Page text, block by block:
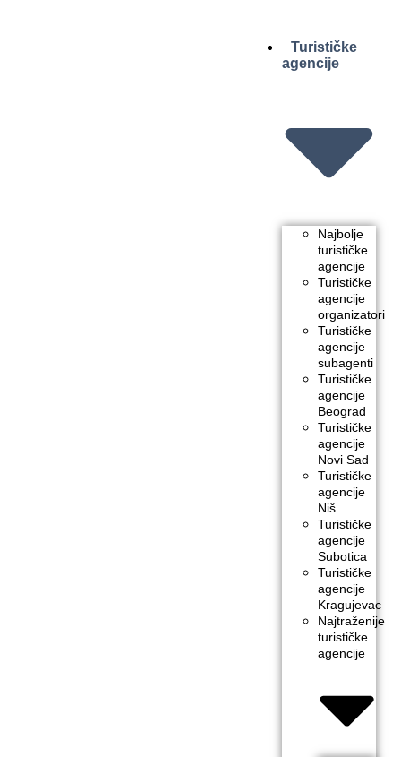
Turističke
agencije
Najbolje
turističke
agencije
Turističke
agencije
organizatori
Turističke
agencije
subagenti
Turističke
agencije
Beograd
Turističke
agencije
Novi Sad
Turističke
agencije
Niš
Turističke
agencije
Subotica
Turističke
agencije
Kragujevac
Najtraženije
turističke
agencije